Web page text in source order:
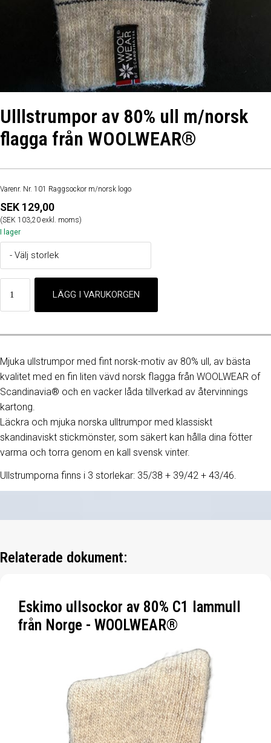
Ulllstrumpor av 80% ull m/norsk
flagga från WOOLWEAR®
Varenr. Nr. 101 Raggsockor m/norsk logo
SEK 129,00
(SEK 103,20 exkl. moms)
I lager
Mjuka ullstrumpor med fint norsk-motiv av 80% ull, av bästa
kvalitet med en fin liten vävd norsk flagga från WOOLWEAR of
Scandinavia® och en vacker låda tillverkad av återvinnings
kartong.
Läckra och mjuka norska ulltrumpor med klassiskt
skandinaviskt stickmönster, som säkert kan hålla dina fötter
varma och torra genom en kall svensk vinter.
Ullstrumporna finns i 3 storlekar: 35/38 + 39/42 + 43/46.
Relaterade dokument:
Eskimo ullsockor av 80% C1 lammull
från Norge - WOOLWEAR®